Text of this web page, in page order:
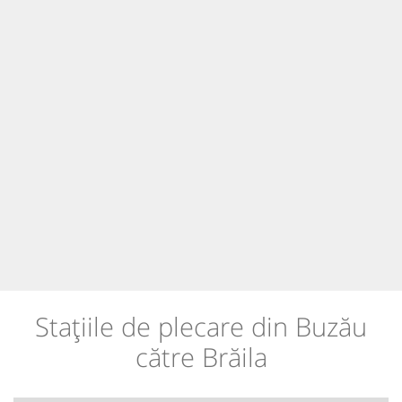
Stațiile de plecare din Buzău
către Brăila